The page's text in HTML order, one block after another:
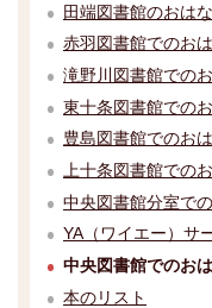
田端図書館のおは
赤羽図書館でのお
滝野川図書館での
東十条図書館での
豊島図書館でのお
上十条図書館での
中央図書館分室で
YA（ワイエー）サ
中央図書館でのお
本のリスト